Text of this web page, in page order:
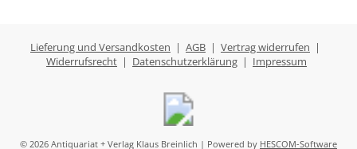
Lieferung und Versandkosten | AGB | Vertrag widerrufen |
Widerrufsrecht | Datenschutzerklärung | Impressum
© 2026 Antiquariat + Verlag Klaus Breinlich | Powered by HESCOM-Software